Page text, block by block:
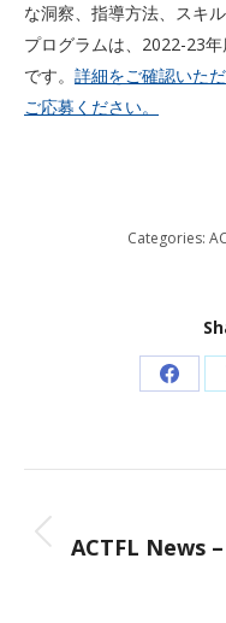
な洞察、指導方法、スキ
プログラムは、2022-23
です。 詳細をご確認いた
ご応募ください。
Categories:
Share
navigation
ACTFL News